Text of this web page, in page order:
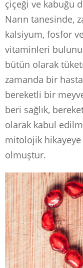
çiçeği ve kabuğu
Narın tanesinde,
kalsiyum, fosfor
vi­ta­minleri
bütün olarak
zamanda bir
bereketli bir
beri sağlık,
olarak kabul
mitolojik hikayeye
olmuştur.